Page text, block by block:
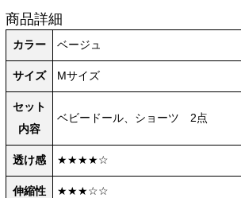
商品詳細
カラー ベージュ
サイズ Mサイズ
セット
内容
ベビードール、ショーツ 2点
透け感 ★★★★☆
伸縮性 ★★★☆☆